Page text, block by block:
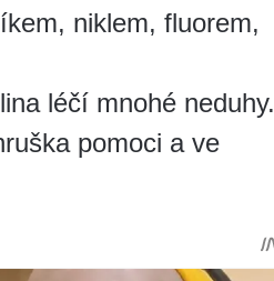
niklem, fluorem,
léčí mnohé neduhy.
pomoci a ve